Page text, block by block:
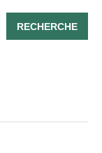
RECHERCHE